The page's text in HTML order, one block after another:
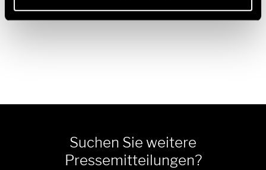
Suchen Sie weitere
Pressemitteilungen?